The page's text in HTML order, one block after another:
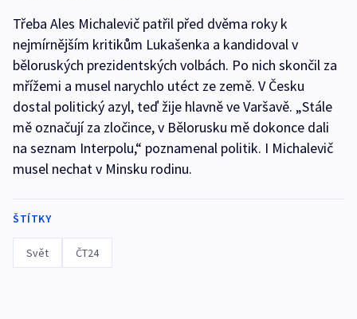
Třeba Ales Michalevič patřil před dvěma roky k
nejmírnějším kritikům Lukašenka a kandidoval v
běloruských prezidentských volbách. Po nich skončil za
mřížemi a musel narychlo utéct ze země. V Česku
dostal politický azyl, teď žije hlavně ve Varšavě. „Stále
mě označují za zločince, v Bělorusku mě dokonce dali
na seznam Interpolu,“ poznamenal politik. I Michalevič
musel nechat v Minsku rodinu.
ŠTÍTKY
Svět ČT24